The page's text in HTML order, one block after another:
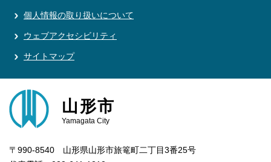
個人情報の取り扱いについて
ウェブアクセシビリティ
サイトマップ
山形市
Yamagata City
〒990-8540 山形県山形市旅篭町二丁目3番25号